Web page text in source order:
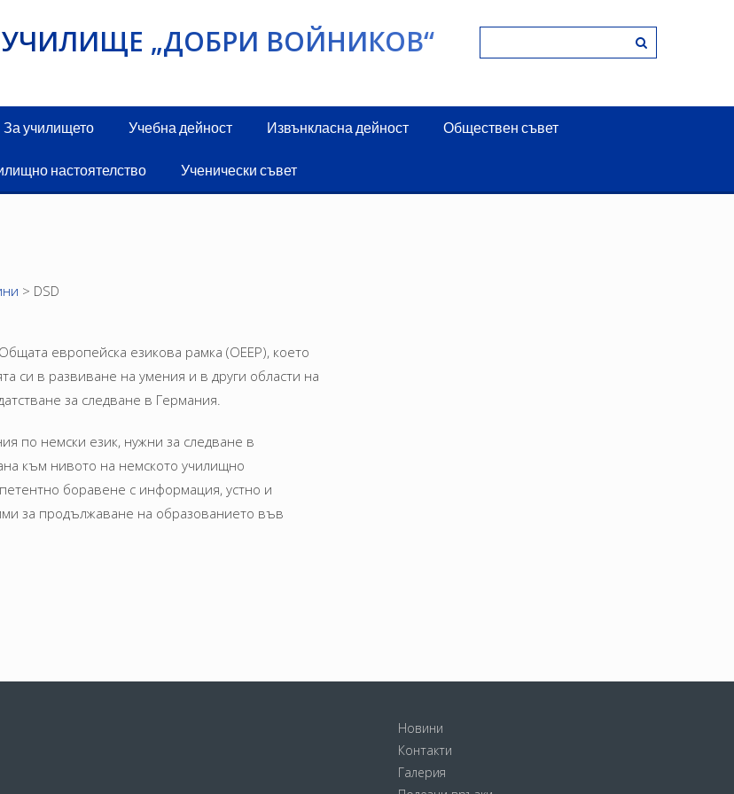
УЧИЛИЩЕ „ДОБРИ ВОЙНИКОВ“
За училището Учебна дейност Извънкласна дейност Обществен съвет
настоятелство Ученически съвет
> DSD
европейска езикова рамка (ОЕЕР), което
си в развиване на умения и в други области на
за следване в Германия.
по немски език, нужни за следване в
към нивото на немското училищно
боравене с информация, устно и
за продължаване на образованието във
Новини
Контакти
Галерия